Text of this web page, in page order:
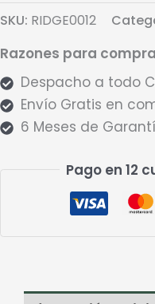
SKU: RIDGE0012
Razones para
Despacho a todo
Envío Gratis en
6 Meses de
Pago en 12